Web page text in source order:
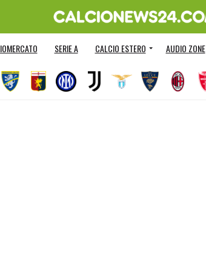
SERIE A CALCIO ESTERO AUDIO ZONE